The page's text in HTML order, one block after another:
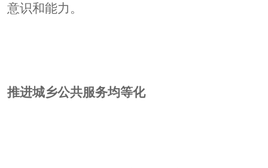
意识和能力。
推进城乡公共服务均等化